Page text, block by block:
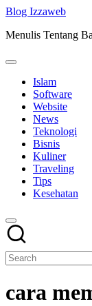
Skip
content
Blog Izzaweb
Menulis Tentang
Islam
Software
Website
News
Teknologi
Bisnis
Kuliner
Traveling
Tips
Kesehatan
cara